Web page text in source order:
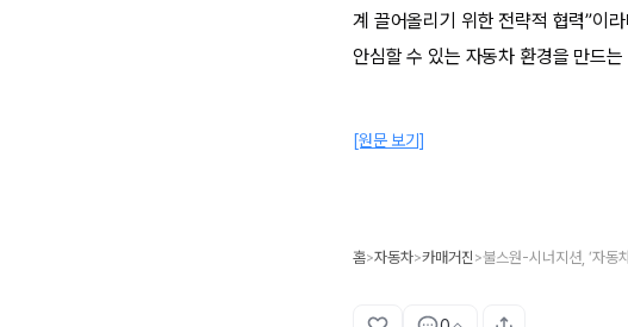
계 끌어올리기 위한 전략적 협력”이
안심할 수 있는 자동차 환경을 만드
[원문 보기]
홈>자동차>카매거진 >